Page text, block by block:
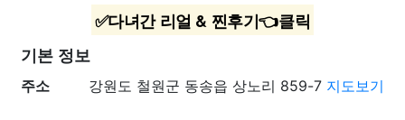
✅다녀간 리얼 & 찐후기👈클릭
기본 정보
주소
강원도 철원군 동송읍 상노리 859-7 지도보기